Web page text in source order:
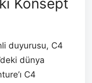
duyurusu, C4
dünya
C4